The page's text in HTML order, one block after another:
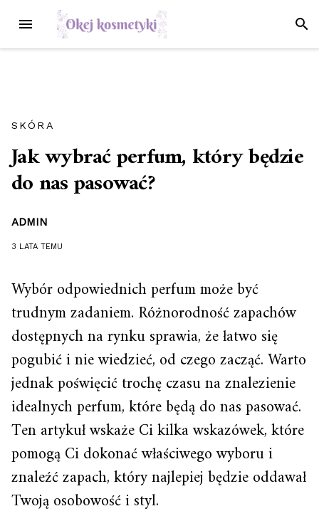
treści
MENU
SKÓRA
Jak wybrać perfum, który będzie
do nas pasować?
ADMIN
3 LATA TEMU
Wybór odpowiednich perfum może być
trudnym zadaniem. Różnorodność zapachów
dostępnych na rynku sprawia, że łatwo się
pogubić i nie wiedzieć, od czego zacząć. Warto
jednak poświęcić trochę czasu na znalezienie
idealnych perfum, które będą do nas pasować.
Ten artykuł wskaże Ci kilka wskazówek, które
pomogą Ci dokonać właściwego wyboru i
znaleźć zapach, który najlepiej będzie oddawał
Twoją osobowość i styl.